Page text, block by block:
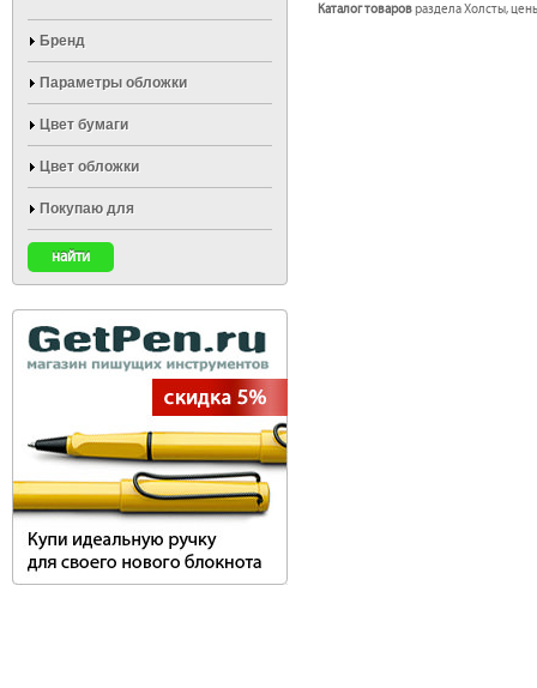
Каталог товаровраздела Холсты,
Бренд
Параметры обложки
Цвет бумаги
Цвет обложки
Покупаю для